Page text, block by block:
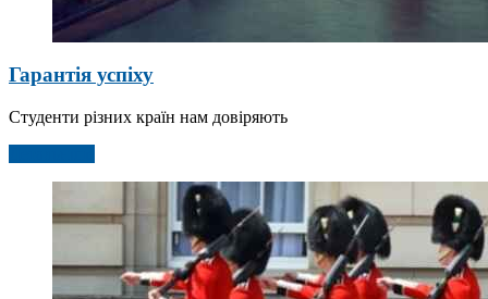
Гарантія успіху
Студенти різних країн нам довіряють